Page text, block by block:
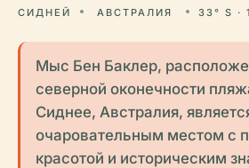
СИДНЕЙ АВСТРАЛИЯ 33° S ·
Мыс Бен Баклер,
северной оконечности
Сиднее, Австралия,
очаровательным местом с
красотой и историческим